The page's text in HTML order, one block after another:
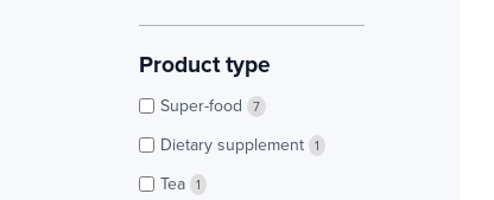
Product type
Super-food 7
Dietary supplement 1
Tea 1